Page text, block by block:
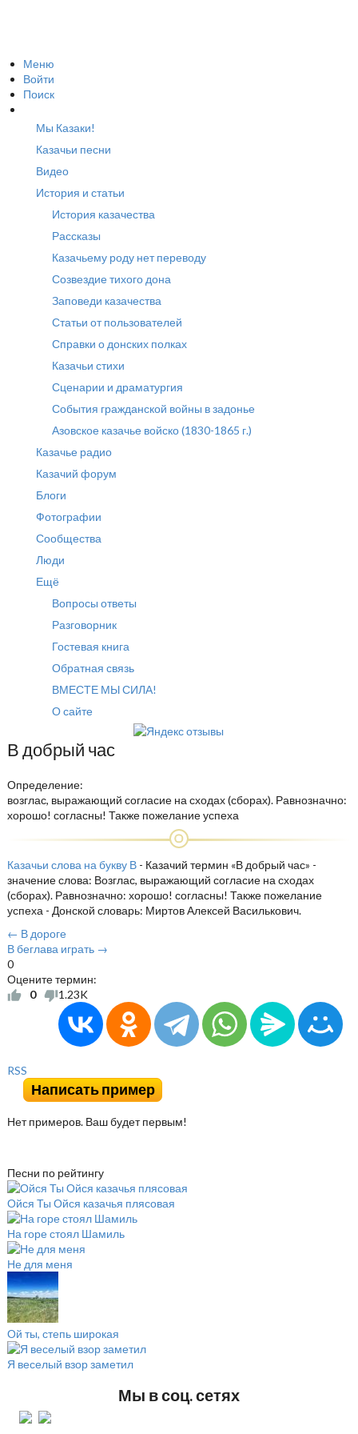
Меню
Войти
Поиск
Мы Казаки!
Казачьи песни
Видео
История и статьи
История казачества
Рассказы
Казачьему роду нет переводу
Созвездие тихого дона
Заповеди казачества
Статьи от пользователей
Справки о донских полках
Казачьи стихи
Сценарии и драматургия
События гражданской войны в задонье
Азовское казачье войско (1830-1865 г.)
Казачье радио
Казачий форум
Блоги
Фотографии
Сообщества
Люди
Ещё
Вопросы ответы
Разговорник
Гостевая книга
Обратная связь
ВМЕСТЕ МЫ СИЛА!
О сайте
В добрый час
Определение:
возглас, выражающий согласие на сходах (сборах). Равнозначно:
хорошо! согласны! Также пожелание успеха
Казачьи слова на букву В- Казачий термин «В добрый час» -
значение слова: Возглас, выражающий согласие на сходах
(сборах). Равнозначно: хорошо! согласны! Также пожелание
успеха - Донской словарь: Миртов Алексей Василькович.
← В дороге
В беглава играть →
0
Оцените термин:
0
1.23K
RSS
Написать пример
Нет примеров. Ваш будет первым!
Песни по рейтингу
Ойся Ты Ойся казачья плясовая
На горе стоял Шамиль
Не для меня
Ой ты, степь широкая
Я веселый взор заметил
Мы в соц. сетях